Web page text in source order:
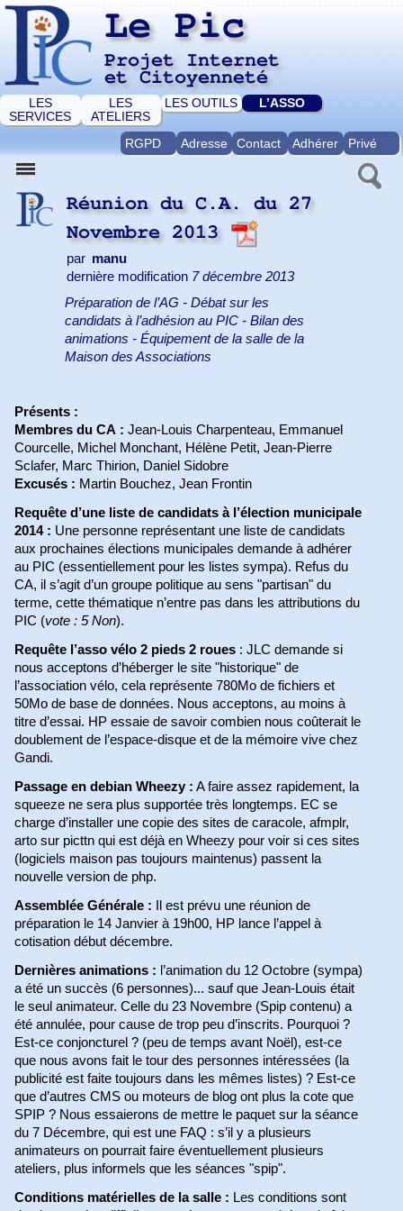
Le Pic
Projet Internet
et Citoyenneté
LES
SERVICES
LES
ATELIERS
LES OUTILS L’ASSO
RGPD Adresse Contact Adhérer Privé
Réunion du C.A. du 27
Novembre 2013
par manu
dernière modification 7 décembre 2013
Préparation de l’AG - Débat sur les
candidats à l’adhésion au PIC - Bilan des
animations - Équipement de la salle de la
Maison des Associations
Présents :
Membres du CA :Jean-Louis Charpenteau, Emmanuel
Courcelle, Michel Monchant, Hélène Petit, Jean-Pierre
Sclafer, Marc Thirion, Daniel Sidobre
Excusés : Martin Bouchez, Jean Frontin
Requête d’une liste de candidats à l’élection municipale
2014 : Une personne représentant une liste de candidats
aux prochaines élections municipales demande à adhérer
au PIC (essentiellement pour les listes sympa). Refus du
CA, il s’agit d’un groupe politique au sens "partisan" du
terme, cette thématique n’entre pas dans les attributions du
PIC (vote : 5 Non).
Requête l’asso vélo 2 pieds 2 roues : JLC demande si
nous acceptons d’héberger le site "historique" de
l’association vélo, cela représente 780Mo de fichiers et
50Mo de base de données. Nous acceptons, au moins à
titre d’essai. HP essaie de savoir combien nous coûterait le
doublement de l’espace-disque et de la mémoire vive chez
Gandi.
Passage en debian Wheezy : A faire assez rapidement, la
squeeze ne sera plus supportée très longtemps. EC se
charge d’installer une copie des sites de caracole, afmplr,
arto sur picttn qui est déjà en Wheezy pour voir si ces sites
(logiciels maison pas toujours maintenus) passent la
nouvelle version de php.
Assemblée Générale : Il est prévu une réunion de
préparation le 14 Janvier à 19h00, HP lance l’appel à
cotisation début décembre.
Dernières animations : l’animation du 12 Octobre (sympa)
a été un succès (6 personnes)... sauf que Jean-Louis était
le seul animateur. Celle du 23 Novembre (Spip contenu) a
été annulée, pour cause de trop peu d’inscrits. Pourquoi ?
Est-ce conjoncturel ? (peu de temps avant Noël), est-ce
que nous avons fait le tour des personnes intéressées (la
publicité est faite toujours dans les mêmes listes) ? Est-ce
que d’autres CMS ou moteurs de blog ont plus la cote que
SPIP ? Nous essaierons de mettre le paquet sur la séance
du 7 Décembre, qui est une FAQ : s’il y a plusieurs
animateurs on pourrait faire éventuellement plusieurs
ateliers, plus informels que les séances "spip".
Conditions matérielles de la salle : Les conditions sont